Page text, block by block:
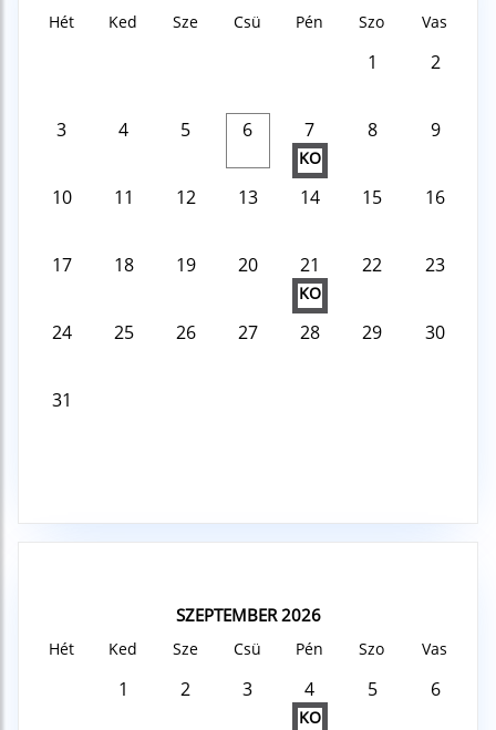
Hét Ked Sze Csü Pén Szo Vas
1 2
3 4 5 6 7
KO
8 9
10 11 12 13 14 15 16
17 18 19 20 21
KO
22 23
24 25 26 27 28 29 30
31
SZEPTEMBER 2026
Hét Ked Sze Csü Pén Szo Vas
1 2 3 4
KO
5 6